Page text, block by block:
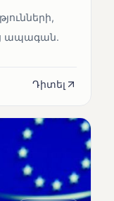
ապագան.
Դիտել